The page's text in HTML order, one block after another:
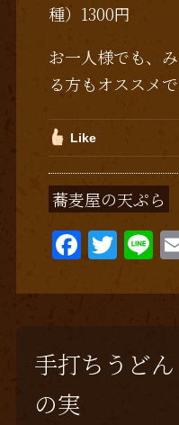
種）1300円
お一人様でも、
る方もオススメで
Like
蕎麦屋の天ぷら
F
c
b
T
it
r
Li
e
手打ちうど
の実